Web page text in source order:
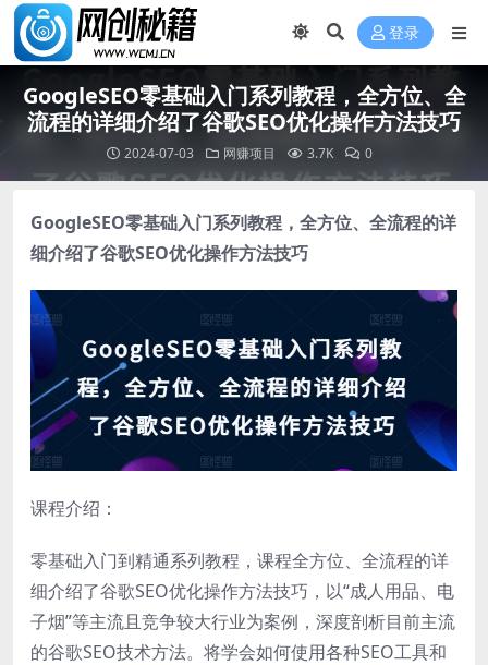
登录
GoogleSEO零基础入门系列教程，全方位、全
流程的详细介绍了谷歌SEO优化操作方法技巧
2024-07-03 网赚项目 3.7K 0
GoogleSEO零基础入门系列教程 ，全方位、全流程的详
细介绍了谷歌SEO优化操作方法技巧
课程介绍：
零基础入门到精通系列教程，课程全方位、全流程的详
细介绍了谷歌SEO优化操作方法技巧，以“成人用品、电
子烟”等主流且竞争较大行业为案例，深度剖析目前主流
的谷歌SEO技术方法。将学会如何使用各种SEO工具和